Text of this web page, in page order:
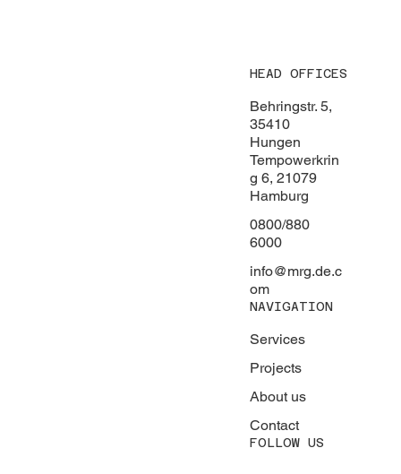
HEAD OFFICES
Behringstr. 5,
35410
Hungen
Tempowerkrin
g 6, 21079
Hamburg
0800/880
6000
info@mrg.de.c
om
NAVIGATION
Services
Projects
About us
Contact
FOLLOW US